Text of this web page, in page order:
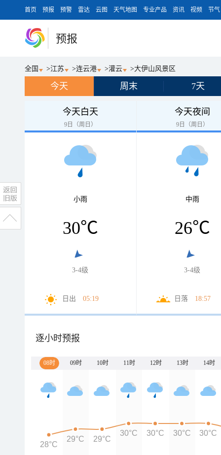
首页 预报 预警 雷达 云图 天气地图 专业产品 资讯 视频 节气
预报
全国 >江苏 >连云港 >灌云 >大伊山风景区
今天 周末 7天
今天白天
9日（周日）
小雨
30℃
3-4级
日出 05:19
今天夜间
9日（周日）
中雨
26℃
3-4级
日落 18:57
逐小时预报
08时 09时 10时 11时 12时 13时 14时
28°C
29°C 29°C
30°C 30°C 30°C 30°C